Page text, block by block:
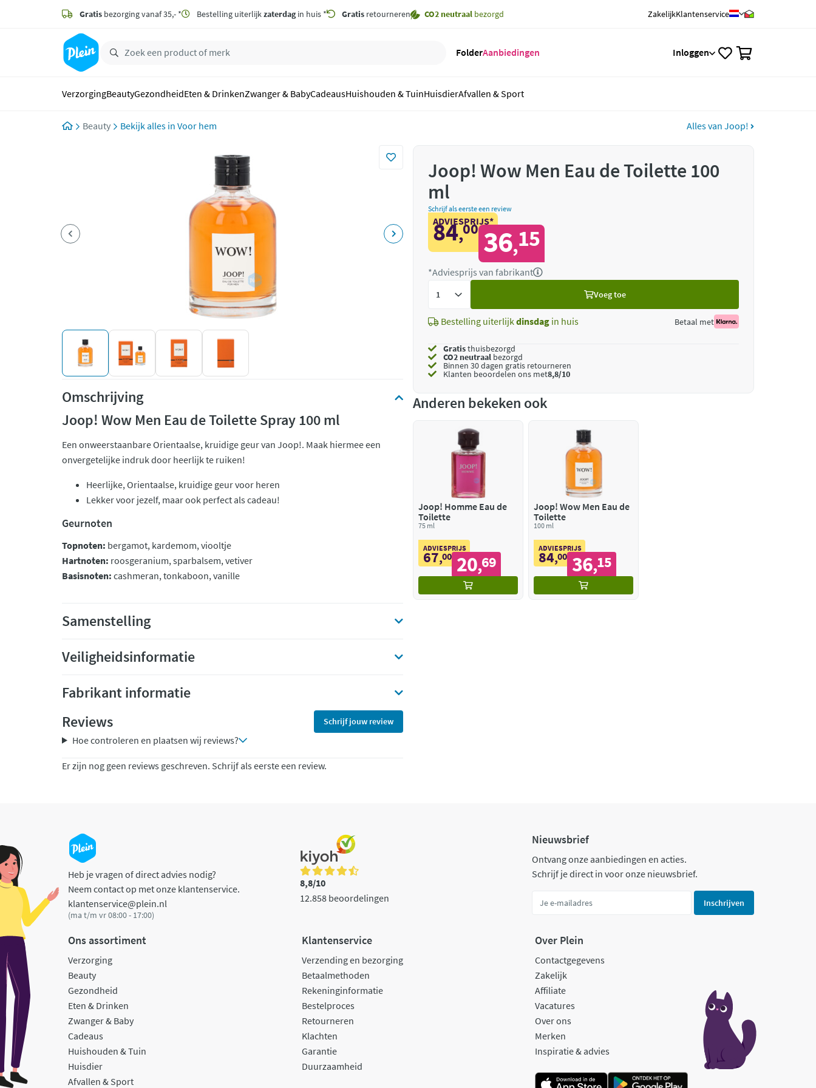
zoeken
hoofdinhoud
Gratis bezorging vanaf 35,- * Bestelling uiterlijkzaterdagin huis * Gratis retourneren CO2 neutraal bezorgd ZakelijkKlantenservice
FolderAanbiedingen Inloggen
VerzorgingBeautyGezondheidEten & DrinkenZwanger & BabyCadeausHuishouden & TuinHuisdierAfvallen & Sport
Beauty Voor hem Alles van Joop!
Omschrijving
Joop! Wow Men Eau de Toilette Spray 100 ml
Een onweerstaanbare Orientaalse, kruidige geur van Joop!. Maak hiermee een
onvergetelijke indruk door heerlijk te ruiken!
Heerlijke, Orientaalse, kruidige geur voor heren
Lekker voor jezelf, maar ook perfect als cadeau!
Geurnoten
Topnoten: bergamot, kardemom, viooltje
Hartnoten: roosgeranium, sparbalsem, vetiver
Basisnoten: cashmeran, tonkaboon, vanille
Samenstelling
Veiligheidsinformatie
Fabrikant informatie
Reviews
Schrijf jouw review
Hoe controleren en plaatsen wij reviews?
Er zijn nog geen reviews geschreven. Schrijf als eerste een review.
Joop! Wow Men Eau de Toilette 100
ml
Schrijf als eerste een review
ADVIESPRIJS*
84,00 36,15
*Adviesprijs van fabrikant
Voeg toe
Bestelling uiterlijkdinsdag in huis Betaal met
Gratisthuisbezorgd
CO2 neutraal bezorgd
Binnen 30 dagen gratis retourneren
Klanten beoordelen ons met8,8/10
Anderen bekeken ook
Joop! Homme Eau de
Toilette
75 ml
ADVIESPRIJS
67,00 20,69
Joop! Wow Men Eau de
Toilette
100 ml
ADVIESPRIJS
84,00 36,15
Heb je vragen of direct advies nodig?
Neem contact op met onze klantenservice.
klantenservice@plein.nl
(ma t/m vr 08:00 - 17:00)
8,8/10
12.858 beoordelingen
Nieuwsbrief
Ontvang onze aanbiedingen en acties.
Schrijf je direct in voor onze nieuwsbrief.
Inschrijven
Ons assortiment
Verzorging
Beauty
Gezondheid
Eten & Drinken
Zwanger & Baby
Cadeaus
Huishouden & Tuin
Huisdier
Afvallen & Sport
Klantenservice
Verzending en bezorging
Betaalmethoden
Rekeninginformatie
Bestelproces
Retourneren
Klachten
Garantie
Duurzaamheid
Over Plein
Contactgegevens
Zakelijk
Affiliate
Vacatures
Over ons
Merken
Inspiratie & advies